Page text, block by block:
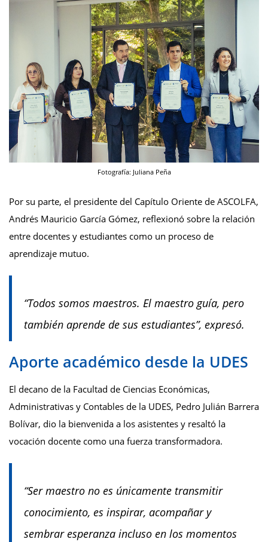
Fotografía: Juliana Peña
Por su parte, el presidente del Capítulo Oriente de ASCOLFA,
Andrés Mauricio García Gómez, reflexionó sobre la relación
entre docentes y estudiantes como un proceso de
aprendizaje mutuo.
“Todos somos maestros. El maestro guía, pero
también aprende de sus estudiantes”, expresó.
Aporte académico desde la UDES
El decano de la Facultad de Ciencias Económicas,
Administrativas y Contables de la UDES, Pedro Julián Barrera
Bolívar, dio la bienvenida a los asistentes y resaltó la
vocación docente como una fuerza transformadora.
“Ser maestro no es únicamente transmitir
conocimiento, es inspirar, acompañar y
sembrar esperanza incluso en los momentos